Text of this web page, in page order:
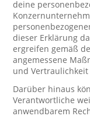
deine
dieser Erklärung
ergreifen gemäß
angemessene
und
Darüber hinaus
Verantwortliche
anwendbarem